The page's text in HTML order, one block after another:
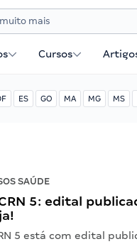
Cursos
ES GO MA MG MS
SAÚDE
5: edital
5 está com edital